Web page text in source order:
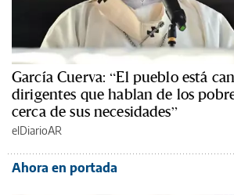
García Cuerva: “El pueblo está
dirigentes que hablan de los
cerca de sus necesidades”
elDiarioAR
Ahora en portada